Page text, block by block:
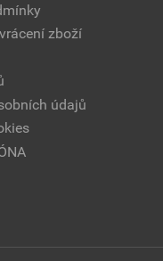
zboží
údajů